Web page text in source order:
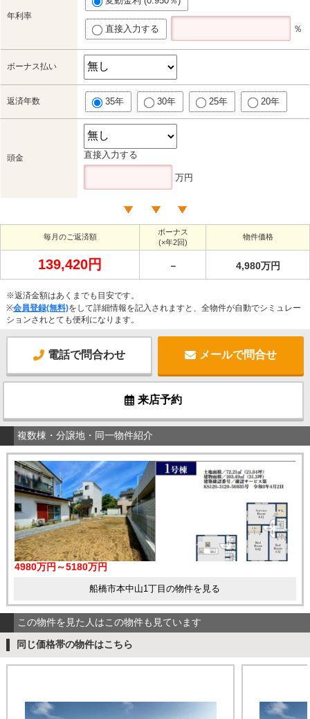
年利率
直接入力する ％
ボーナス払い
返済年数 35年 30年 25年 20年
頭金 直接入力する
万円
毎月のご返済額
ボーナス
(×年2回)
物件価格
139,420円 － 4,980万円
※返済金額はあくまでも目安です。
※会員登録(無料)をして詳細情報を記入されますと、全物件が自動でシミュレー
ションされとても便利になります。
電話で問合わせ メールで問合せ
来店予約
複数棟・分譲地・同一物件紹介
4980万円～5180万円
船橋市本中山1丁目の物件を見る
この物件を見た人はこの物件も見ています
同じ価格帯の物件はこちら